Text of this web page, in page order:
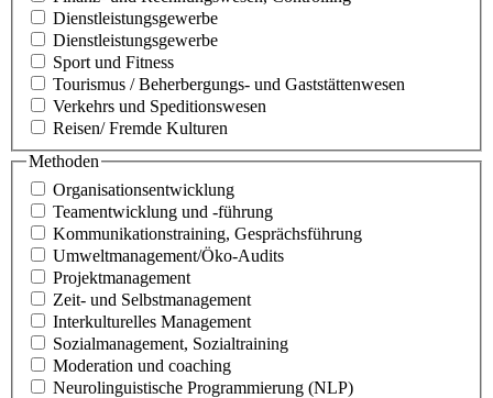
Dienstleistungsgewerbe
Dienstleistungsgewerbe
Sport und Fitness
Tourismus / Beherbergungs- und Gaststättenwesen
Verkehrs und Speditionswesen
Reisen/ Fremde Kulturen
Methoden
Organisationsentwicklung
Teamentwicklung und -führung
Kommunikationstraining, Gesprächsführung
Umweltmanagement/Öko-Audits
Projektmanagement
Zeit- und Selbstmanagement
Interkulturelles Management
Sozialmanagement, Sozialtraining
Moderation und coaching
Neurolinguistische Programmierung (NLP)